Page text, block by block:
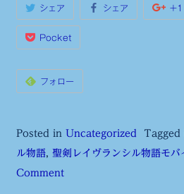
シェア シェア +1
Pocket
フォロー
Posted in Uncategorized Tagged
ル物語
聖剣レイヴランシル物語モバ
Commenton